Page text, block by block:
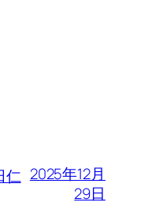
仁 2025年12月
29日